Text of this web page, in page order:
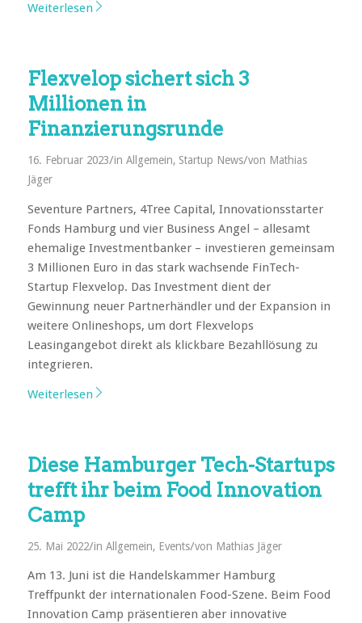
Weiterlesen
Flexvelop sichert sich 3
Millionen in
Finanzierungsrunde
16. Februar 2023/in Allgemein, Startup News/von Mathias
Jäger
Seventure Partners, 4Tree Capital, Innovationsstarter
Fonds Hamburg und vier Business Angel – allesamt
ehemalige Investmentbanker – investieren gemeinsam
3 Millionen Euro in das stark wachsende FinTech-
Startup Flexvelop. Das Investment dient der
Gewinnung neuer Partnerhändler und der Expansion in
weitere Onlineshops, um dort Flexvelops
Leasingangebot direkt als klickbare Bezahllösung zu
integrieren.
Weiterlesen
Diese Hamburger Tech-Startups
trefft ihr beim Food Innovation
Camp
25. Mai 2022/in Allgemein, Events/von Mathias Jäger
Am 13. Juni ist die Handelskammer Hamburg
Treffpunkt der internationalen Food-Szene. Beim Food
Innovation Camp präsentieren aber innovative